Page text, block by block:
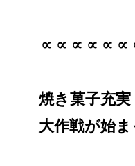
焼き菓子充実
大作戦が始